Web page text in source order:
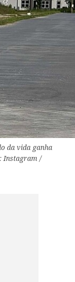
da vida ganha
Instagram /